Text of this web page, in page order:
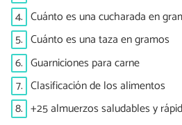
4. Cuánto es una cucharada en
5. Cuánto es una taza en gramos
6. Guarniciones para carne
7. Clasificación de los alimentos
8. +25 almuerzos saludables y